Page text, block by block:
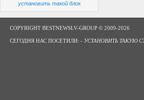
установить такой блок
COPYRIGHT BESTNEWSLV-GROUP © 2009-2026
СЕГОДНЯ НАС ПОСЕТИЛИ: - УСТАНОВИТЬ ТАКУЮ